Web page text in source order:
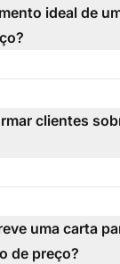
ideal de
clientes
uma carta
de preço?